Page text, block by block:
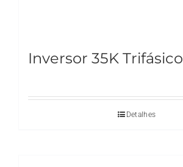
Inversor 35K Trifásico
Detalhes